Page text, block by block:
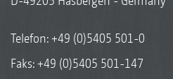
Telefon:+49 (0)5405 501-0
Faks: +49 (0)5405 501-147